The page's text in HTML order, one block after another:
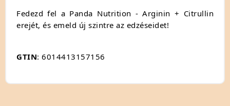
Fedezd fel a Panda Nutrition - Arginin + Citrullin
erejét, és emeld új szintre az edzéseidet!
GTIN: 6014413157156